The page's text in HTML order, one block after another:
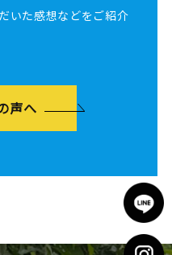
いた感想などをご紹介
声へ